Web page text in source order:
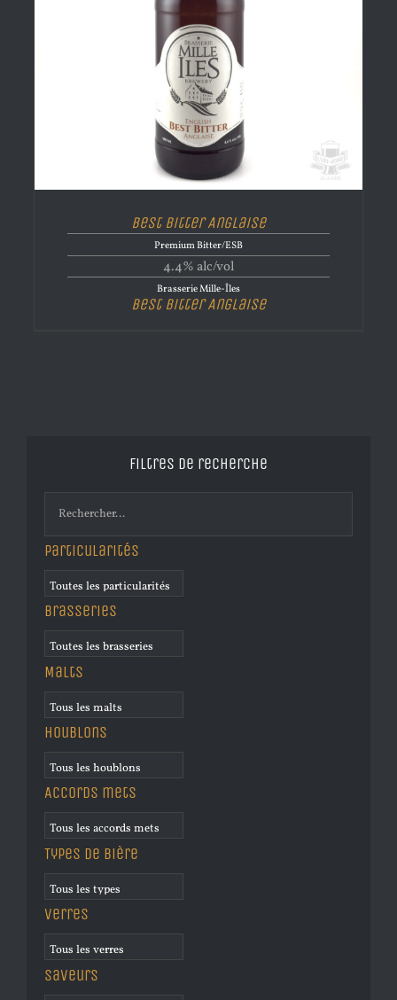
Best Bitter Anglaise
Premium Bitter/ESB
4.4% alc/vol
Brasserie Mille-Îles
Best Bitter Anglaise
Filtres de recherche
Particularités
Brasseries
Malts
Houblons
Accords mets
Types de bière
Verres
Saveurs